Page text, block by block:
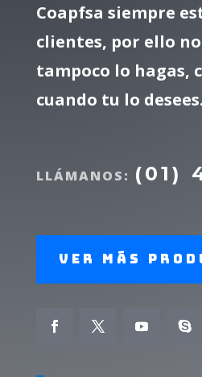
Coapfsa siempre
clientes, por ello
tampoco lo hagas,
cuando tu lo desees.
LLÁMANOS: (01)
Ver más